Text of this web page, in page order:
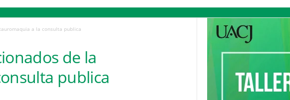
a la consulta publica
de la
publica